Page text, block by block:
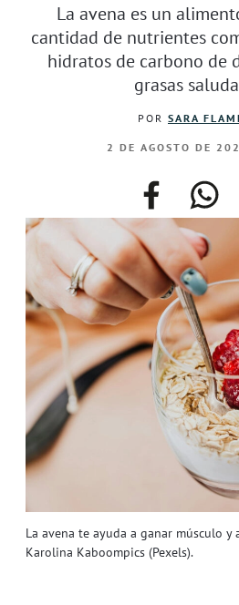
La avena te ayuda a ganar músculo
Karolina Kaboompics (Pexels).
La avena es un
cantidad de nutrientes
hidratos de carbono de
grasas
POR SARA
2 DE AGOSTO DE
facebook